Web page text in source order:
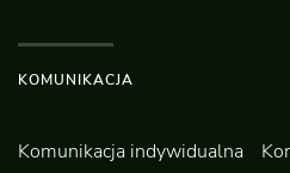
KOMUNIKACJA
Komunikacja indywidualna